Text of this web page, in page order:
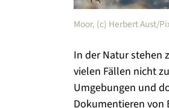
Moor, (c) Herbert Aust/
In der Natur stehen
vielen Fällen nicht
Umgebungen und
Dokumentieren von